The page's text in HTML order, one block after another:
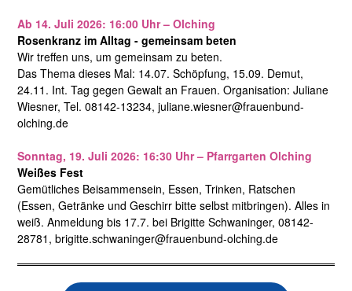
Ab 14. Juli 2026: 16:00 Uhr – Olching
Rosenkranz im Alltag - gemeinsam beten
Wir treffen uns, um gemeinsam zu beten.
Das Thema dieses Mal: 14.07. Schöpfung, 15.09. Demut,
24.11. Int. Tag gegen Gewalt an Frauen. Organisation: Juliane
Wiesner, Tel. 08142-13234, juliane.wiesner@frauenbund-
olching.de
Sonntag, 19. Juli 2026: 16:30 Uhr – Pfarrgarten Olching
Weißes Fest
Gemütliches Beisammensein, Essen, Trinken, Ratschen
(Essen, Getränke und Geschirr bitte selbst mitbringen). Alles in
weiß. Anmeldung bis 17.7. bei Brigitte Schwaninger, 08142-
28781, brigitte.schwaninger@frauenbund-olching.de